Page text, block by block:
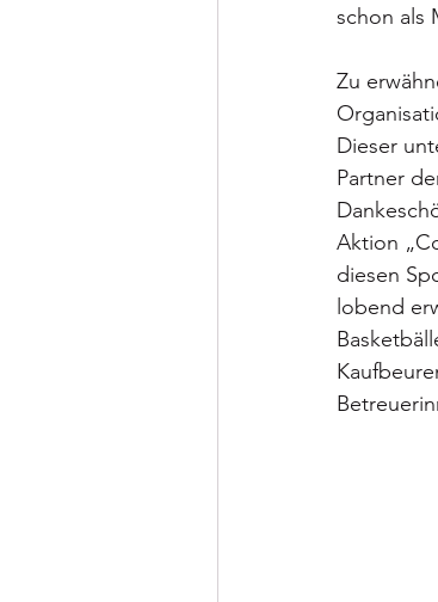
schon als
Zu
Dieser
Partner
Aktion
diesen
lobend